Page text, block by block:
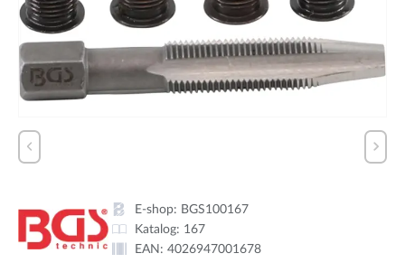
E-shop: BGS100167
Katalog: 167
EAN: 4026947001678